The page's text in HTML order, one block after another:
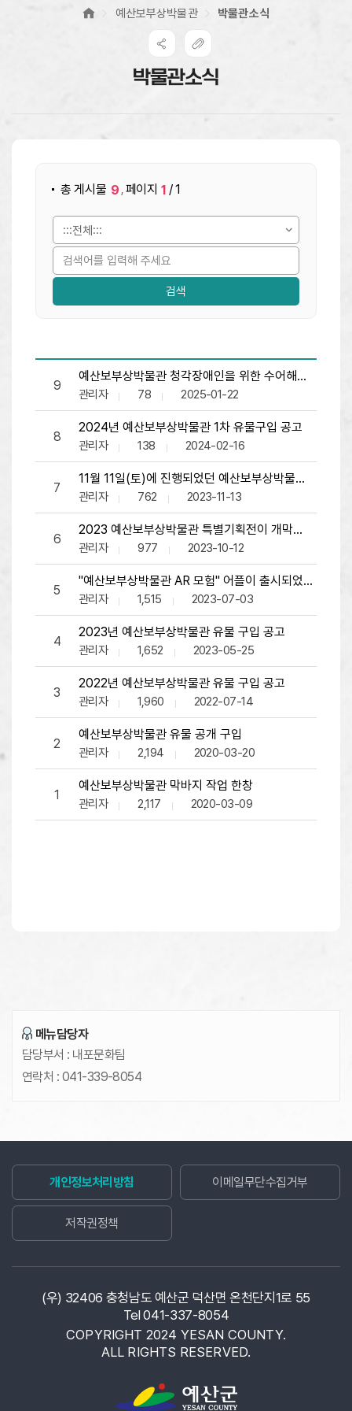
예산보부상박물관 박물관소식
박물관소식
총 게시물 9 페이지 1 / 1
박물관소식 목록으로 번호, 제목, 작성자, 조회수,등록일,
9
예산보부상박물관 청각장애인을 위한 수어해설영상 안
관리자 78 2025-01-22
8
2024년 예산보부상박물관 1차 유물구입 공고
관리자 138 2024-02-16
7
11월 11일(토)에 진행되었던 예산보부상박물관 특별전
관리자 762 2023-11-13
6
2023 예산보부상박물관 특별기획전이 개막하였습니다
관리자 977 2023-10-12
5
"예산보부상박물관 AR 모험" 어플이 출시되었습니다.
관리자 1,515 2023-07-03
4
2023년 예산보부상박물관 유물 구입 공고
관리자 1,652 2023-05-25
3
2022년 예산보부상박물관 유물 구입 공고
관리자 1,960 2022-07-14
2
예산보부상박물관 유물 공개 구입
관리자 2,194 2020-03-20
1
예산보부상박물관 막바지 작업 한창
관리자 2,117 2020-03-09
메뉴담당자
담당부서 : 내포문화팀
연락처 : 041-339-8054
개인정보처리방침 이메일무단수집거부
저작권정책
(우) 32406 충청남도 예산군 덕산면 온천단지1로 55
Tel 041-337-8054
COPYRIGHT 2024 YESAN COUNTY.
ALL RIGHTS RESERVED.